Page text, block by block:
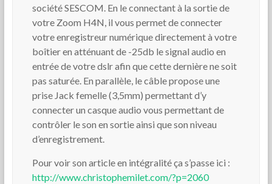
société SESCOM. En le connectant à la sortie de
votre Zoom H4N, il vous permet de connecter
votre enregistreur numérique directement à votre
boîtier en atténuant de -25db le signal audio en
entrée de votre dslr afin que cette dernière ne soit
pas saturée. En parallèle, le câble propose une
prise Jack femelle (3,5mm) permettant d’y
connecter un casque audio vous permettant de
contrôler le son en sortie ainsi que son niveau
d’enregistrement.
Pour voir son article en intégralité ça s’passe ici :
http://www.christophemilet.com/?p=2060